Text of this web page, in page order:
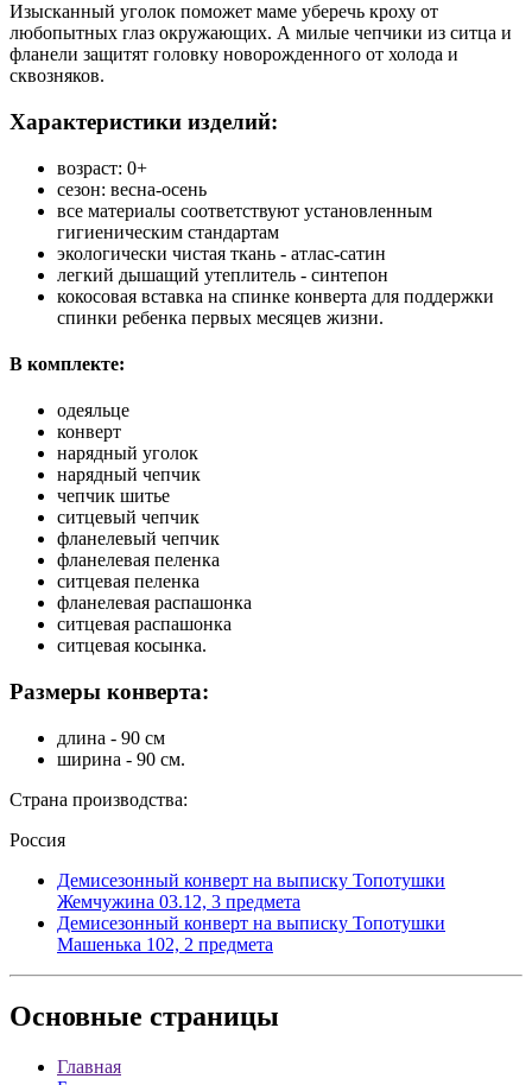
Изысканный уголок поможет маме уберечь кроху от
любопытных глаз окружающих. А милые чепчики из ситца и
фланели защитят головку новорожденного от холода и
сквозняков.
Характеристики изделий:
возраст: 0+
сезон: весна-осень
все материалы соответствуют установленным
гигиеническим стандартам
экологически чистая ткань - атлас-сатин
легкий дышащий утеплитель - синтепон
кокосовая вставка на спинке конверта для поддержки
спинки ребенка первых месяцев жизни.
В комплекте:
одеяльце
конверт
нарядный уголок
нарядный чепчик
чепчик шитье
ситцевый чепчик
фланелевый чепчик
фланелевая пеленка
ситцевая пеленка
фланелевая распашонка
ситцевая распашонка
ситцевая косынка.
Размеры конверта:
длина - 90 см
ширина - 90 см.
Страна производства:
Россия
Демисезонный конверт на выписку Топотушки
Жемчужина 03.12, 3 предмета
Демисезонный конверт на выписку Топотушки
Машенька 102, 2 предмета
Основные страницы
Главная